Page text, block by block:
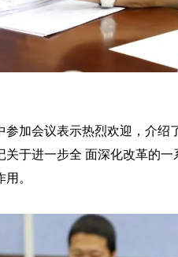
加会议表示热烈欢迎，介
于进一步全 面深化改革的
。